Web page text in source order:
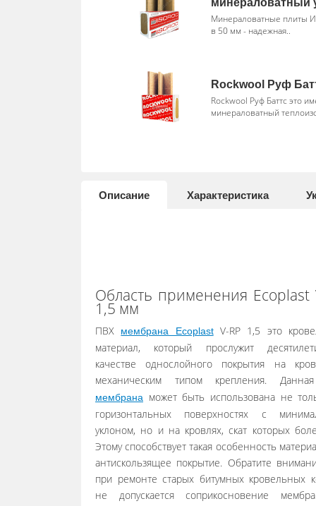
минераловатный
Минераловатные плиты
в 50 мм - надежная..
Rockwool Руф
Rockwool Руф Баттс это
минераловатный
Описание Характеристика
Область применения Ecoplast
1,5 мм
ПВХ мембрана EcoplastV-RP 1,5 это
материал, который прослужит
качестве однослойного покрытия на
механическим типом крепления.
мембрана
может быть использована не
горизонтальных поверхностях с
уклоном, но и на кровлях, скат которых
Этому способствует такая особенность
антискользящее покрытие. Обратите
при ремонте старых битумных кровельных
не допускается соприкосновение